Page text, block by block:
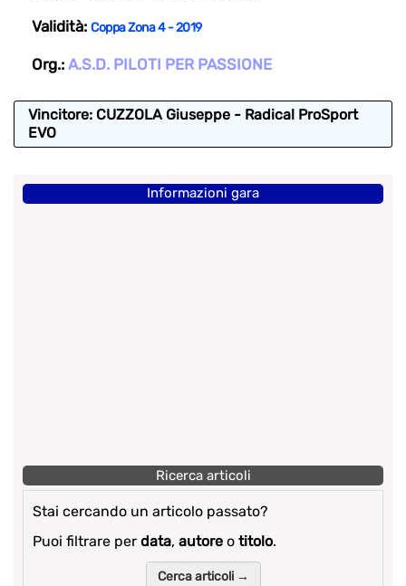
Validità: Coppa Zona 4 - 2019
Org.: A.S.D. PILOTI PER PASSIONE
Vincitore: CUZZOLA Giuseppe - Radical ProSport
EVO
Informazioni gara
Ricerca articoli
Stai cercando un articolo passato?
Puoi filtrare per data, autore o titolo.
Cerca articoli →